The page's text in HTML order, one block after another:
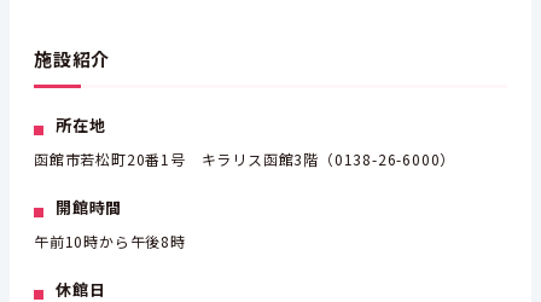
施設紹介
所在地
函館市若松町20番1号 キラリス函館3階（0138-26-6000）
開館時間
午前10時から午後8時
休館日